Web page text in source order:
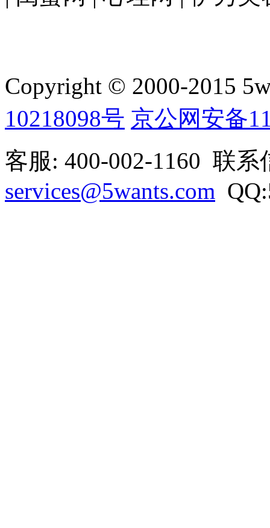
Copyright © 2000-2015
10218098号 京公网安备
客服: 400-002-1160 联系
services@5wants.com